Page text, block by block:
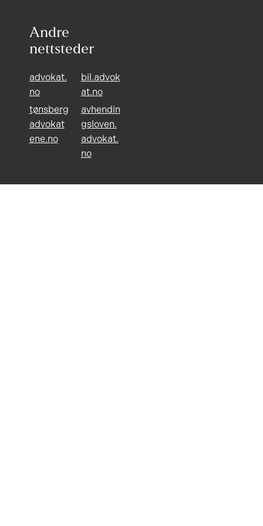
Andre
nettsteder
advokat.
no
bil.advok
at.no
tønsberg
advokat
ene.no
avhendin
gsloven.
advokat.
no